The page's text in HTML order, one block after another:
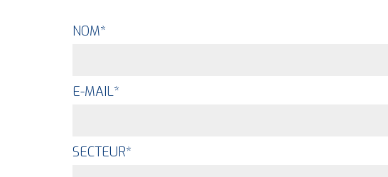
NOM*
E-MAIL*
SECTEUR*